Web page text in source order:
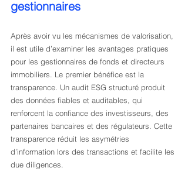
gestionnaires
Après avoir vu les mécanismes de valorisation,
il est utile d’examiner les avantages pratiques
pour les gestionnaires de fonds et directeurs
immobiliers. Le premier bénéfice est la
transparence. Un audit ESG structuré produit
des données fiables et auditables, qui
renforcent la confiance des investisseurs, des
partenaires bancaires et des régulateurs. Cette
transparence réduit les asymétries
d’information lors des transactions et facilite les
due diligences.